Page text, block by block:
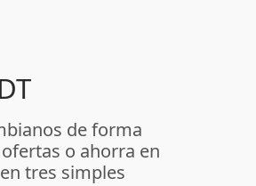
de forma
o ahorra en
tres simples